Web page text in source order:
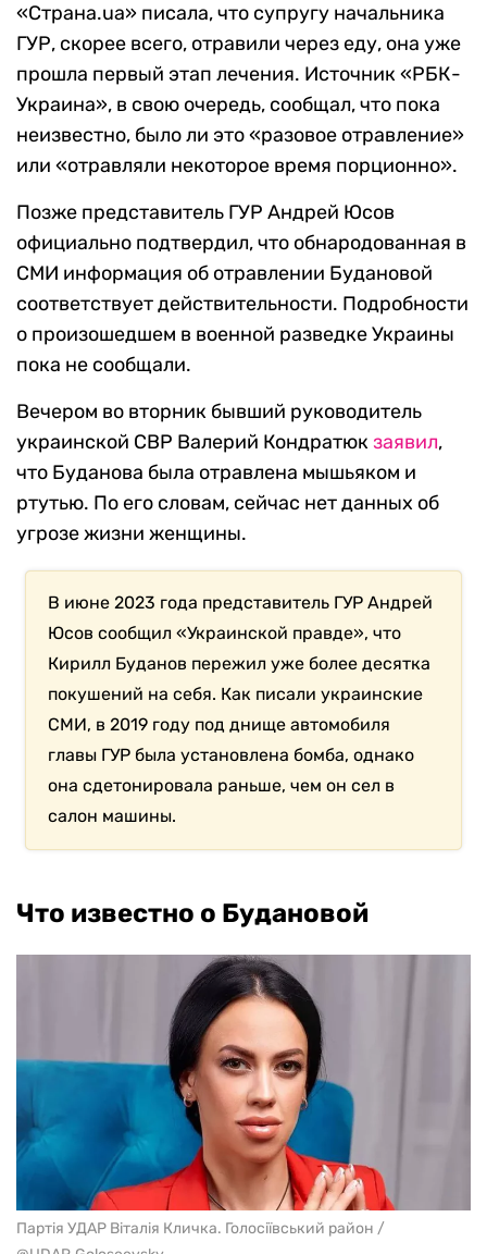
«Страна.ua» писала, что супругу начальника
ГУР, скорее всего, отравили через еду, она уже
прошла первый этап лечения. Источник «РБК-
Украина», в свою очередь, сообщал, что пока
неизвестно, было ли это «разовое отравление»
или «отравляли некоторое время порционно».
Позже представитель ГУР Андрей Юсов
официально подтвердил, что обнародованная в
СМИ информация об отравлении Будановой
соответствует действительности. Подробности
о произошедшем в военной разведке Украины
пока не сообщали.
Вечером во вторник бывший руководитель
украинской СВР Валерий Кондратюкзаявил,
что Буданова была отравлена мышьяком и
ртутью. По его словам, сейчас нет данных об
угрозе жизни женщины.
В июне 2023 года представитель ГУР Андрей
Юсов сообщил «Украинской правде», что
Кирилл Буданов пережил уже более десятка
покушений на себя. Как писали украинские
СМИ, в 2019 году под днище автомобиля
главы ГУР была установлена бомба, однако
она сдетонировала раньше, чем он сел в
салон машины.
Что известно о Будановой
Партія УДАР Віталія Кличка. Голосіївський район /